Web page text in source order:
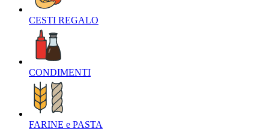
CESTI REGALO‎
CONDIMENTI‎
FARINE e PASTA‎